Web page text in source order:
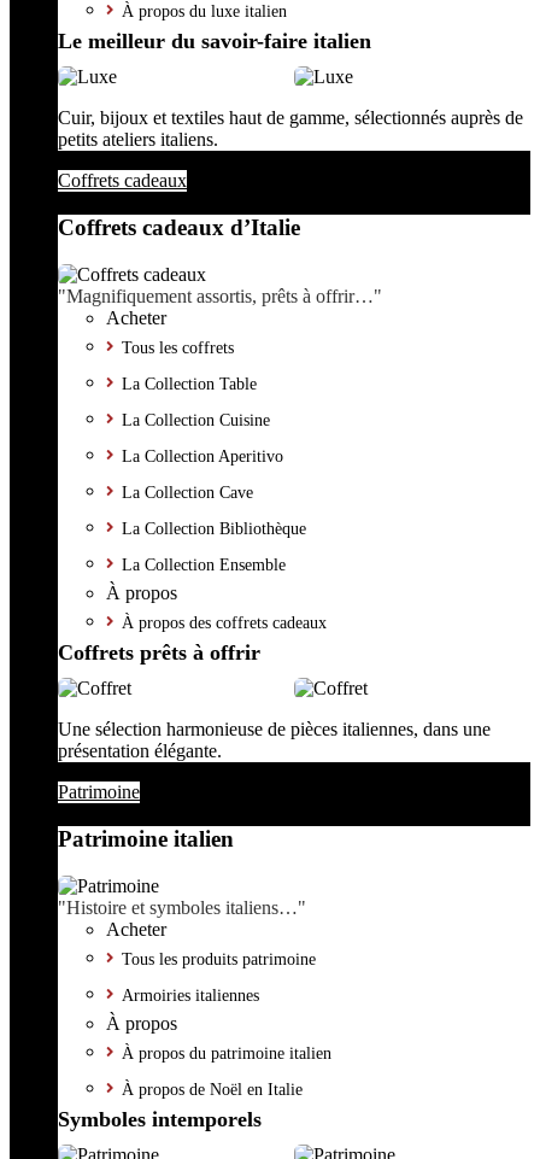
À propos du luxe italien
Le meilleur du savoir-faire italien
Cuir, bijoux et textiles haut de gamme, sélectionnés auprès de
petits ateliers italiens.
Coffrets cadeaux
Coffrets cadeaux d’Italie
"Magnifiquement assortis, prêts à offrir…"
Acheter
Tous les coffrets
La Collection Table
La Collection Cuisine
La Collection Aperitivo
La Collection Cave
La Collection Bibliothèque
La Collection Ensemble
À propos
À propos des coffrets cadeaux
Coffrets prêts à offrir
Une sélection harmonieuse de pièces italiennes, dans une
présentation élégante.
Patrimoine
Patrimoine italien
"Histoire et symboles italiens…"
Acheter
Tous les produits patrimoine
Armoiries italiennes
À propos
À propos du patrimoine italien
À propos de Noël en Italie
Symboles intemporels